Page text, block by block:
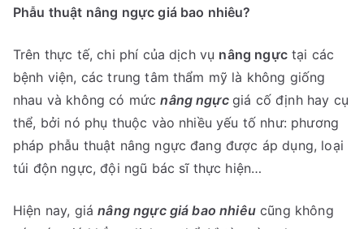
Phẫu thuật nâng ngực giá bao nhiêu?
Trên thực tế, chi phí của dịch vụ nâng ngựctại các
bệnh viện, các trung tâm thẩm mỹ là không giống
nhau và không có mứcnâng ngực giá cố định hay cụ
thể, bởi nó phụ thuộc vào nhiều yếu tố như: phương
pháp phẫu thuật nâng ngực đang được áp dụng, loại
túi độn ngực, đội ngũ bác sĩ thực hiện…
Hiện nay, giánâng ngực giá bao nhiêucũng không